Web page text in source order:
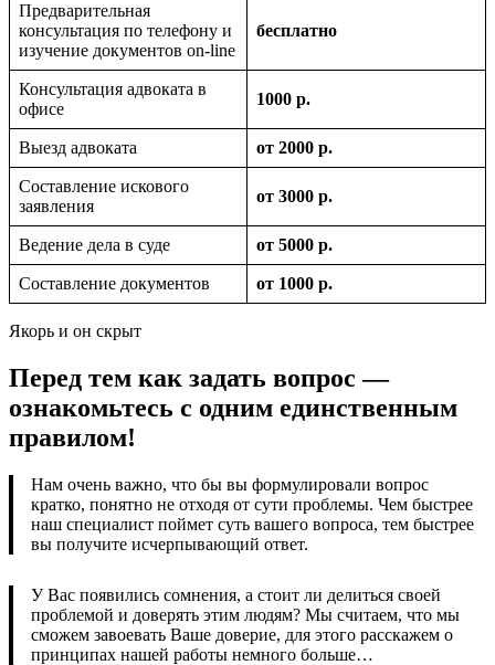
Предварительная
консультация по телефону и
изучение документов on-line
бесплатно
Консультация адвоката в
офисе
1000 р.
Выезд адвоката от 2000 р.
Составление искового
заявления
от 3000 р.
Ведение дела в суде от 5000 р.
Составление документов от 1000 р.
Якорь и он скрыт
Перед тем как задать вопрос —
ознакомьтесь с одним единственным
правилом!
Нам очень важно, что бы вы формулировали вопрос
кратко, понятно не отходя от сути проблемы. Чем быстрее
наш специалист поймет суть вашего вопроса, тем быстрее
вы получите исчерпывающий ответ.
У Вас появились сомнения, а стоит ли делиться своей
проблемой и доверять этим людям? Мы считаем, что мы
сможем завоевать Ваше доверие, для этого расскажем о
принципах нашей работы немного больше…